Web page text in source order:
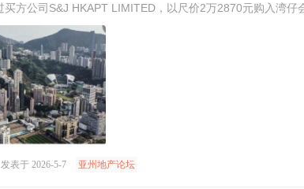
发表于 2026-5-7 亚州地产论坛